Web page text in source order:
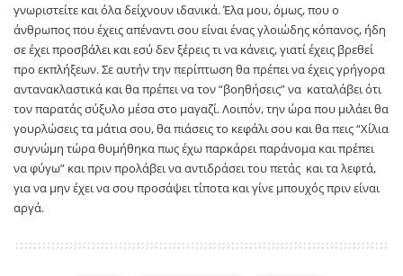
γνωριστείτε και όλα δείχνουν ιδανικά. Έλα μου, όμως, που ο
άνθρωπος που έχεις απέναντι σου είναι ένας γλοιώδης κόπανος, ήδη
σε έχει προσβάλει και εσύ δεν ξέρεις τι να κάνεις, γιατί έχεις βρεθεί
προ εκπλήξεων. Σε αυτήν την περίπτωση θα πρέπει να έχεις γρήγορα
αντανακλαστικά και θα πρέπει να τον “βοηθήσεις” να καταλάβει ότι
τον παρατάς σύξυλο μέσα στο μαγαζί. Λοιπόν, την ώρα που μιλάει θα
γουρλώσεις τα μάτια σου, θα πιάσεις το κεφάλι σου και θα πεις “Χίλια
συγνώμη τώρα θυμήθηκα πως έχω παρκάρει παράνομα και πρέπει
να φύγω” και πριν προλάβει να αντιδράσει του πετάς και τα λεφτά,
για να μην έχει να σου προσάψει τίποτα και γίνε μπουχός πριν είναι
αργά.